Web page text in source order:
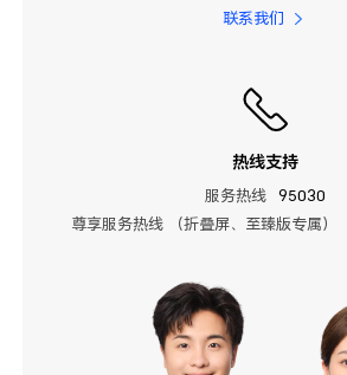
联系我们
热线支持
服务热线
95030
尊享服务热线 （折叠屏、至臻版专属）